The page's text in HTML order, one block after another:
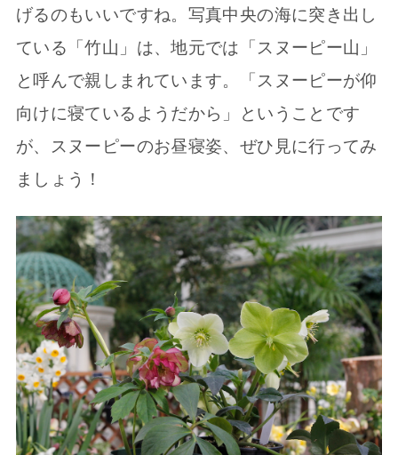
げるのもいいですね。写真中央の海に突き出し
ている「竹山」は、地元では「スヌーピー山」
と呼んで親しまれています。「スヌーピーが仰
向けに寝ているようだから」ということです
が、スヌーピーのお昼寝姿、ぜひ見に行ってみ
ましょう！